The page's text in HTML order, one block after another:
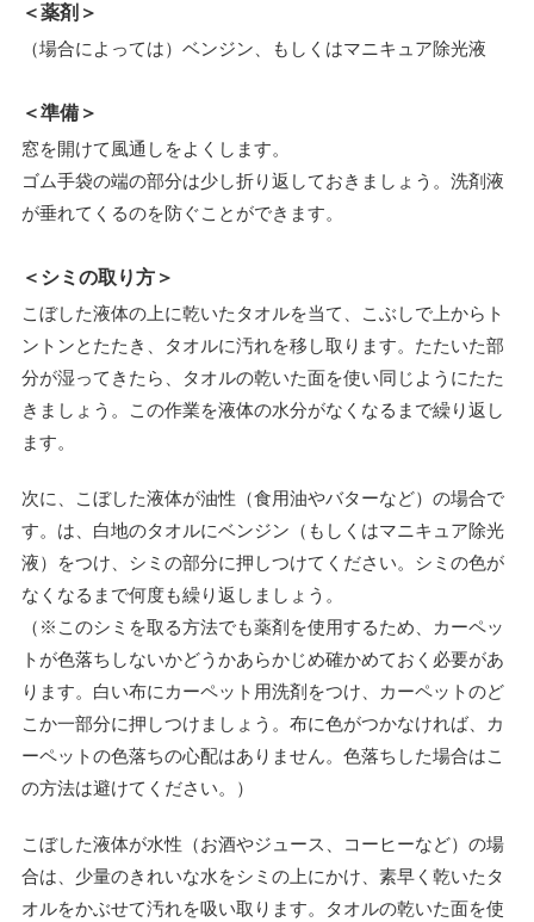
＜薬剤＞
（場合によっては）ベンジン、もしくはマニキュア除光液
＜準備＞
窓を開けて風通しをよくします。
ゴム手袋の端の部分は少し折り返しておきましょう。洗剤液
が垂れてくるのを防ぐことができます。
＜シミの取り方＞
こぼした液体の上に乾いたタオルを当て、こぶしで上からト
ントンとたたき、タオルに汚れを移し取ります。たたいた部
分が湿ってきたら、タオルの乾いた面を使い同じようにたた
きましょう。この作業を液体の水分がなくなるまで繰り返し
ます。
次に、こぼした液体が油性（食用油やバターなど）の場合で
す。は、白地のタオルにベンジン（もしくはマニキュア除光
液）をつけ、シミの部分に押しつけてください。シミの色が
なくなるまで何度も繰り返しましょう。
（※このシミを取る方法でも薬剤を使用するため、カーペッ
トが色落ちしないかどうかあらかじめ確かめておく必要があ
ります。白い布にカーペット用洗剤をつけ、カーペットのど
こか一部分に押しつけましょう。布に色がつかなければ、カ
ーペットの色落ちの心配はありません。色落ちした場合はこ
の方法は避けてください。）
こぼした液体が水性（お酒やジュース、コーヒーなど）の場
合は、少量のきれいな水をシミの上にかけ、素早く乾いたタ
オルをかぶせて汚れを吸い取ります。タオルの乾いた面を使